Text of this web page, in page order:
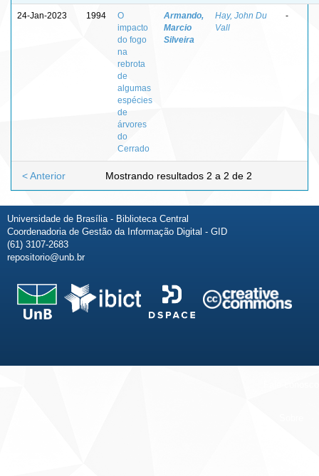
24-Jan-2023 1994
O
impacto
do fogo
na
rebrota
de
algumas
espécies
de
árvores
do
Cerrado
Armando,
Marcio
Silveira
Hay, John Du
Vall
-
Mostrando resultados 2 a 2 de 2
< Anterior
Universidade de Brasília - Biblioteca Central
Coordenadoria de Gestão da Informação Digital - GID
(61) 3107-2683
repositorio@unb.br